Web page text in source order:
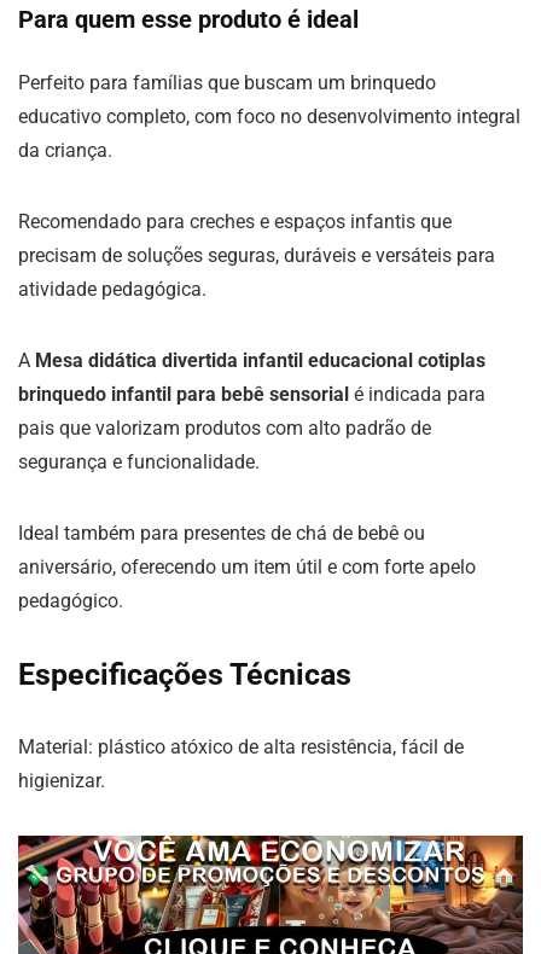
Para quem esse produto é ideal
Perfeito para famílias que buscam um brinquedo
educativo completo, com foco no desenvolvimento integral
da criança.
Recomendado para creches e espaços infantis que
precisam de soluções seguras, duráveis e versáteis para
atividade pedagógica.
A Mesa didática divertida infantil educacional cotiplas
brinquedo infantil para bebê sensorial é indicada para
pais que valorizam produtos com alto padrão de
segurança e funcionalidade.
Ideal também para presentes de chá de bebê ou
aniversário, oferecendo um item útil e com forte apelo
pedagógico.
Especificações Técnicas
Material: plástico atóxico de alta resistência, fácil de
higienizar.